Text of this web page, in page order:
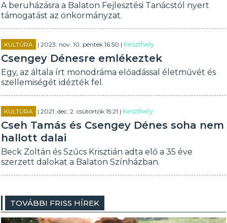
A beruházásra a Balaton Fejlesztési Tanácstól nyert
támogatást az önkormányzat.
KULTÚRA | 2023. nov. 10. péntek 16:50 |Keszthely
Csengey Dénesre emlékeztek
Egy, az általa írt monodráma előadással életművét és
szellemiségét idézték fel.
KULTÚRA | 2021. dec. 2. csütörtök 15:21 |Keszthely
Cseh Tamás és Csengey Dénes soha nem
hallott dalai
Beck Zoltán és Szűcs Krisztián adta elő a 35 éve
szerzett dalokat a Balaton Színházban.
TOVÁBBI FRISS HÍREK